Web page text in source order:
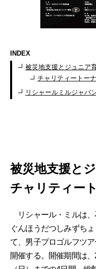
INDEX
被災地支援とジュニア
チャリティートー
リシャールミルジャパ
被災地支援と
チャリティー
リシャール・ミルは、
ぐんほうだつしみずち
て、男子プロゴルフツ
開催する。開催期間は